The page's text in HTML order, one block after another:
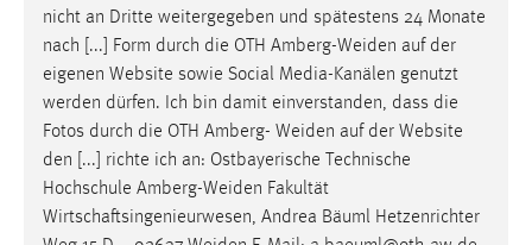
nicht an Dritte weitergegeben und spätestens 24 Monate
nach [...] Form durch die OTH Amberg-Weiden auf der
eigenen Website sowie Social Media-Kanälen genutzt
werden dürfen. Ich bin damit einverstanden, dass die
Fotos durch die OTH Amberg- Weiden auf der Website
den [...] richte ich an: Ostbayerische Technische
Hochschule Amberg-Weiden Fakultät
Wirtschaftsingenieurwesen, Andrea Bäuml Hetzenrichter